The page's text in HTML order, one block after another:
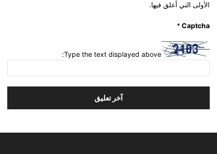
الأولى التي أعلق فيها.
Captcha
*
Type the text displayed above: